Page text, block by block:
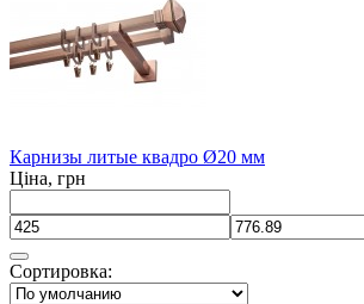
Карнизы литые квадро Ø20 мм
Ціна, грн
Сортировка: